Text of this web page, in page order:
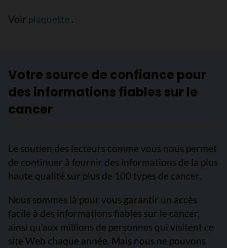
Voir plaquette .
Votre source de confiance pour
des informations fiables sur le
cancer
Le soutien des lecteurs comme vous nous permet
de continuer à fournir des informations de la plus
haute qualité sur plus de 100 types de cancer.
Nous sommes là pour vous garantir un accès
facile à des informations fiables sur le cancer,
ainsi qu’aux millions de personnes qui visitent ce
site Web chaque année. Mais nous ne pouvons